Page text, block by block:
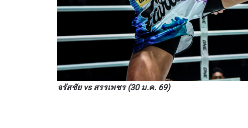
จรัสชัย vs สรรเพชร (30 ม.ค. 69)